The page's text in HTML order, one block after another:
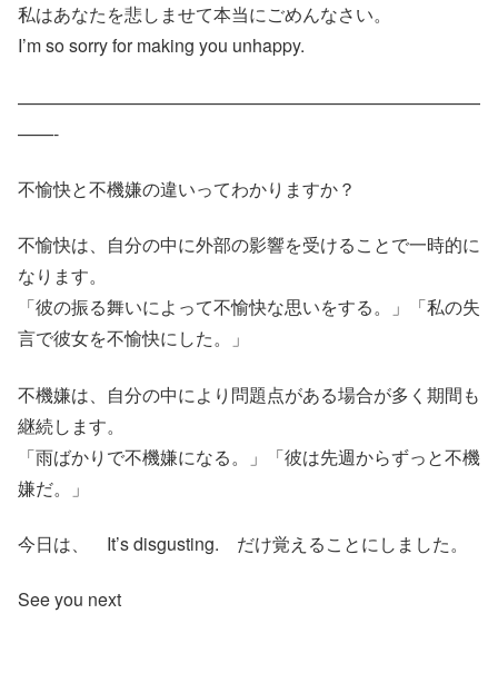
私はあなたを悲しませて本当にごめんなさい。
I’m so sorry for making you unhappy.
——————————————————————————
——-
不愉快と不機嫌の違いってわかりますか？
不愉快は、自分の中に外部の影響を受けることで一時的に
なります。
「彼の振る舞いによって不愉快な思いをする。」「私の失
言で彼女を不愉快にした。」
不機嫌は、自分の中により問題点がある場合が多く期間も
継続します。
「雨ばかりで不機嫌になる。」「彼は先週からずっと不機
嫌だ。」
今日は、 It’s disgusting. だけ覚えることにしました。
See you next